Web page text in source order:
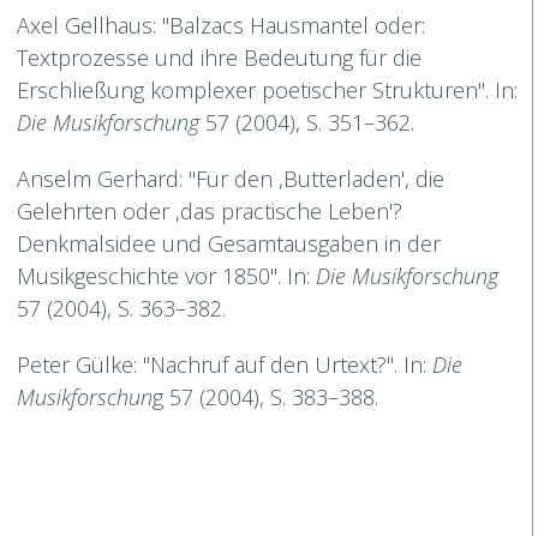
Axel Gellhaus: "Balzacs Hausmantel oder:
Textprozesse und ihre Bedeutung für die
Erschließung komplexer poetischer Strukturen". In:
Die Musikforschung57 (2004), S. 351–362.
Anselm Gerhard: "Für den ,Butterladen', die
Gelehrten oder ,das practische Leben'?
Denkmalsidee und Gesamtausgaben in der
Musikgeschichte vor 1850". In: Die Musikforschung
57 (2004), S. 363–382.
Peter Gülke: "Nachruf auf den Urtext?". In: Die
Musikforschung 57 (2004), S. 383–388.